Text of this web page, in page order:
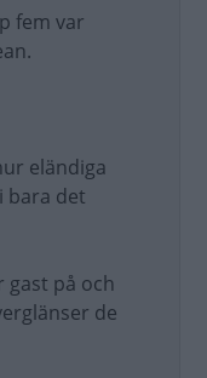
fem var
eländiga
bara det
gast på och
de